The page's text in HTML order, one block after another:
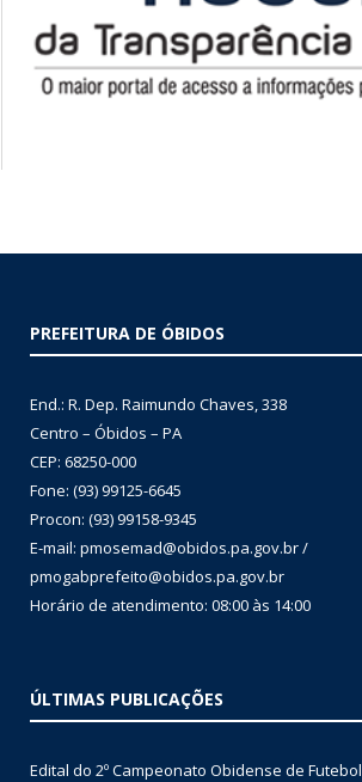
PREFEITURA DE ÓBIDOS
End.: R. Dep. Raimundo Chaves, 338
Centro – Óbidos – PA
CEP: 68250-000
Fone: (93) 99125-6645
Procon: (93) 99158-9345
E-mail: pmosemad@obidos.pa.gov.br /
pmogabprefeito@obidos.pa.gov.br
Horário de atendimento: 08:00 às 14:00
ÚLTIMAS PUBLICAÇÕES
Edital do 2º Campeonato Obidense de